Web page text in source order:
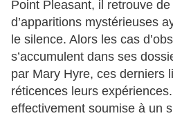
Point Pleasant, il retrouve
d’apparitions mystérieuses
le silence. Alors les cas
s’accumulent dans ses
par Mary Hyre, ces derniers
réticences leurs
effectivement soumise à un